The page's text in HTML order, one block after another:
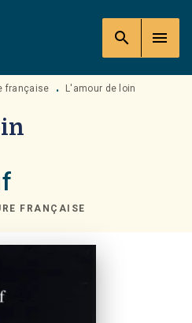
search menu
française • L'amour de loin
FRANÇAISE